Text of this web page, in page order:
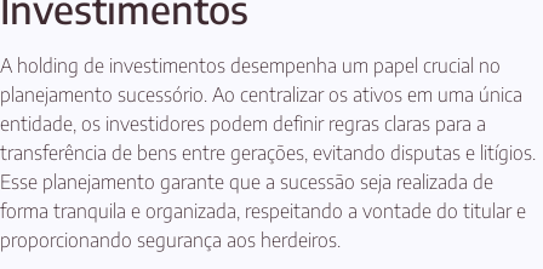
A holding de investimentos desempenha um papel crucial no
planejamento sucessório. Ao centralizar os ativos em uma única
entidade, os investidores podem definir regras claras para a
transferência de bens entre gerações, evitando disputas e litígios.
Esse planejamento garante que a sucessão seja realizada de
forma tranquila e organizada, respeitando a vontade do titular e
proporcionando segurança aos herdeiros.